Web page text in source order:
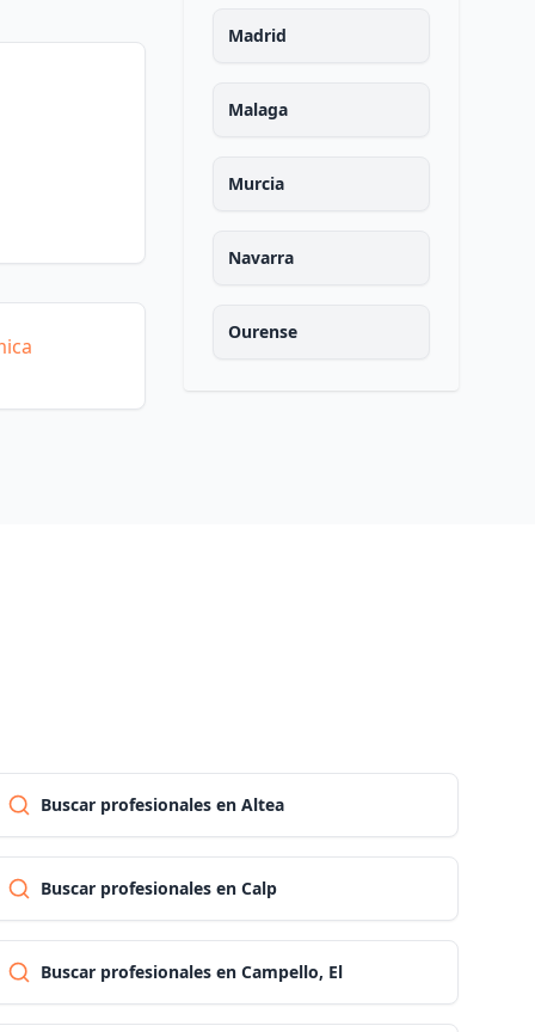
Madrid
Malaga
Murcia
Navarra
Ourense
Santa cruz de tenerife
Segovia
Sevilla
Buscar profesionales en Altea
Buscar profesionales en Calp
Buscar profesionales en Campello, El